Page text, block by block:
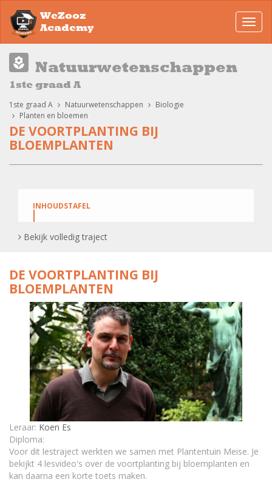
WeZooz
Academy
Natuurwetenschappen
1ste graad A
1ste graad A Natuurwetenschappen
Biologie
Planten en bloemen
DE VOORTPLANTING BIJ
BLOEMPLANTEN
INHOUDSTAFEL
Geslachtelijke Voortplanting bij Bloemen!
Ongeslachtelijke of vegetatieve voortplanting!
Soorten Bestuiving bij Bloemen!
Bestuiving door de Wind of door Dieren.
TEST - De voortplanting bij bloemplanten
Bekijk volledig traject
DE VOORTPLANTING BIJ
BLOEMPLANTEN
Leraar: Koen Es
Diploma:
Voor dit lestraject werkten we samen met Plantentuin Meise. Je
bekijkt 4 lesvideo's over de voortplanting bij bloemplanten en
kan daarna een korte toets maken.